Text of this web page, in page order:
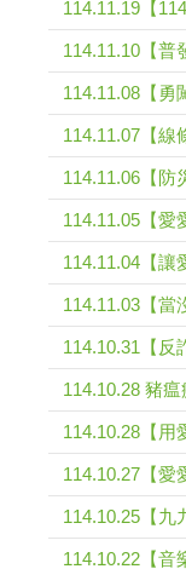
114.11.19【
114.11.10【普
114.11.08【勇
114.11.07【線
114.11.06【防
114.11.05【愛
114.11.04【讓
114.11.03【當
114.10.31【反
114.10.28 豬
114.10.28【用
114.10.27【愛
114.10.25【九
114.10.22【音